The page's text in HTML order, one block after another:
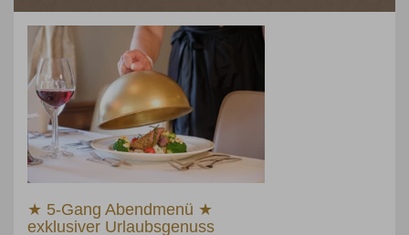
★ 5-Gang Abendmenü ★
exklusiver Urlaubsgenuss